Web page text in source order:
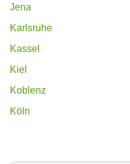
Jena
Karlsruhe
Kassel
Kiel
Koblenz
Köln